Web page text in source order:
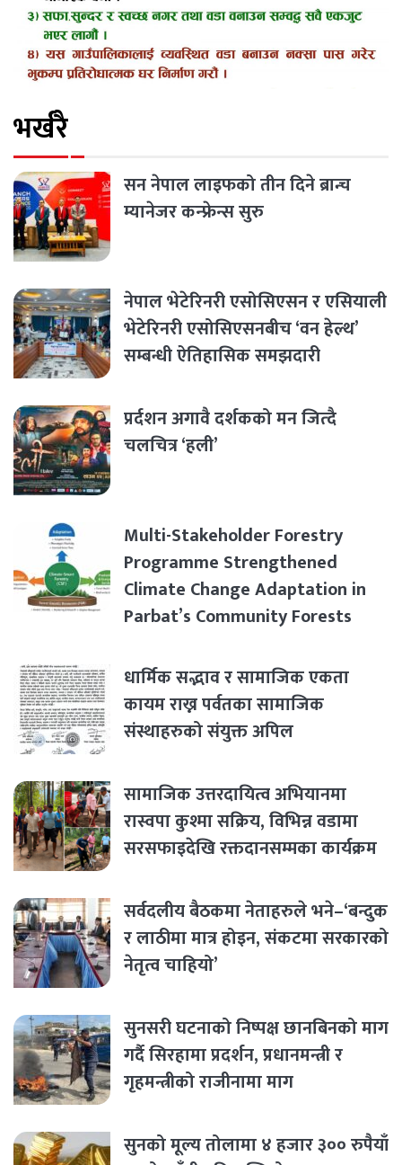
भर्खरै
सन नेपाल लाइफको तीन दिने ब्रान्च
म्यानेजर कन्फ्रेन्स सुरु
नेपाल भेटेरिनरी एसोसिएसन र एसियाली
भेटेरिनरी एसोसिएसनबीच ‘वन हेल्थ’
सम्बन्धी ऐतिहासिक समझदारी
प्रर्दशन अगावै दर्शकको मन जित्दै
चलचित्र ‘हली’
Multi-Stakeholder Forestry
Programme Strengthened
Climate Change Adaptation in
Parbat’s Community Forests
धार्मिक सद्भाव र सामाजिक एकता
कायम राख्न पर्वतका सामाजिक
संस्थाहरुको संयुक्त अपिल
सामाजिक उत्तरदायित्व अभियानमा
रास्वपा कुश्मा सक्रिय, विभिन्न वडामा
सरसफाइदेखि रक्तदानसम्मका कार्यक्रम
सर्वदलीय बैठकमा नेताहरुले भने–‘बन्दुक
र लाठीमा मात्र होइन, संकटमा सरकारको
नेतृत्व चाहियो’
सुनसरी घटनाको निष्पक्ष छानबिनको माग
गर्दै सिरहामा प्रदर्शन, प्रधानमन्त्री र
गृहमन्त्रीको राजीनामा माग
सुनको मूल्य तोलामा ४ हजार ३०० रुपैयाँ